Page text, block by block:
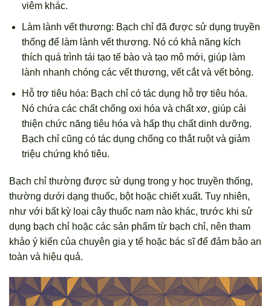
viêm khác.
Làm lành vết thương: Bạch chỉ đã được sử dụng truyền
thống để làm lành vết thương. Nó có khả năng kích
thích quá trình tái tạo tế bào và tạo mô mới, giúp làm
lành nhanh chóng các vết thương, vết cắt và vết bỏng.
Hỗ trợ tiêu hóa: Bạch chỉ có tác dụng hỗ trợ tiêu hóa.
Nó chứa các chất chống oxi hóa và chất xơ, giúp cải
thiện chức năng tiêu hóa và hấp thụ chất dinh dưỡng.
Bạch chỉ cũng có tác dụng chống co thắt ruột và giảm
triệu chứng khó tiêu.
Bạch chỉ thường được sử dụng trong y học truyền thống,
thường dưới dạng thuốc, bột hoặc chiết xuất. Tuy nhiên,
như với bất kỳ loại cây thuốc nam nào khác, trước khi sử
dụng bạch chỉ hoặc các sản phẩm từ bạch chỉ, nên tham
khảo ý kiến của chuyên gia y tế hoặc bác sĩ để đảm bảo an
toàn và hiệu quả.